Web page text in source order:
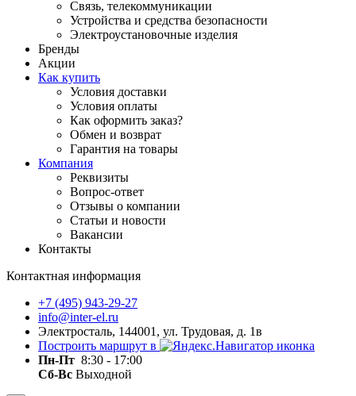
Связь, телекоммуникации
Устройства и средства безопасности
Электроустановочные изделия
Бренды
Акции
Как купить
Условия доставки
Условия оплаты
Как оформить заказ?
Обмен и возврат
Гарантия на товары
Компания
Реквизиты
Вопрос-ответ
Отзывы о компании
Статьи и новости
Вакансии
Контакты
Контактная информация
+7 (495) 943-29-27
info@inter-el.ru
Электросталь, 144001, ул. Трудовая, д. 1в
Построить маршрут в
Пн-Пт 8:30 - 17:00
Сб-Вс Выходной